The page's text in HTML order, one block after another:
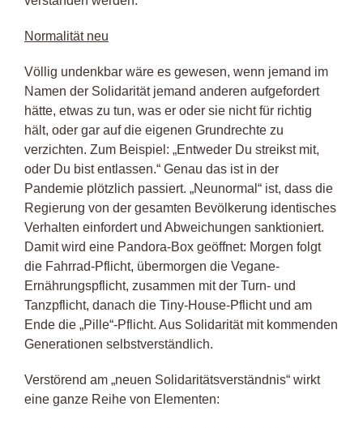
Normalität neu
Völlig undenkbar wäre es gewesen, wenn jemand im
Namen der Solidarität jemand anderen aufgefordert
hätte, etwas zu tun, was er oder sie nicht für richtig
hält, oder gar auf die eigenen Grundrechte zu
verzichten. Zum Beispiel: „Entweder Du streikst mit,
oder Du bist entlassen.“ Genau das ist in der
Pandemie plötzlich passiert. „Neunormal“ ist, dass die
Regierung von der gesamten Bevölkerung identisches
Verhalten einfordert und Abweichungen sanktioniert.
Damit wird eine Pandora-Box geöffnet: Morgen folgt
die Fahrrad-Pflicht, übermorgen die Vegane-
Ernährungspflicht, zusammen mit der Turn- und
Tanzpflicht, danach die Tiny-House-Pflicht und am
Ende die „Pille“-Pflicht. Aus Solidarität mit kommenden
Generationen selbstverständlich.
Verstörend am „neuen Solidaritätsverständnis“ wirkt
eine ganze Reihe von Elementen: